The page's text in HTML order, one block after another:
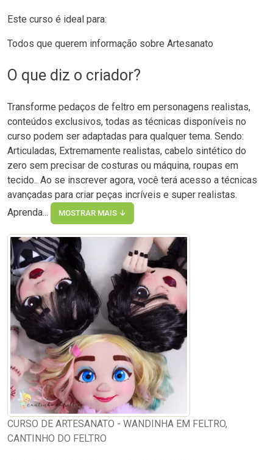
Este curso é ideal para:
Todos que querem informação sobre Artesanato
O que diz o criador?
Transforme pedaços de feltro em personagens realistas,
conteúdos exclusivos, todas as técnicas disponíveis no
curso podem ser adaptadas para qualquer tema. Sendo:
Articuladas, Extremamente realistas, cabelo sintético do
zero sem precisar de costuras ou máquina, roupas em
tecido.. Ao se inscrever agora, você terá acesso a técnicas
avançadas para criar peças incríveis e super realistas.
Aprenda...
MOSTRAR MAIS ↓
CURSO DE ARTESANATO - WANDINHA EM FELTRO,
CANTINHO DO FELTRO